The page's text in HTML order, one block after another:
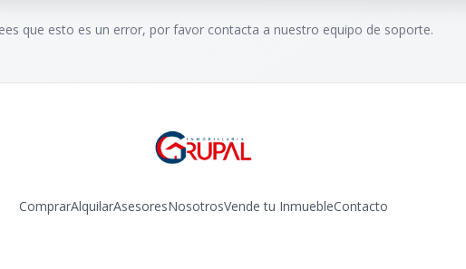
que esto es un error, por favor contacta a nuestro equipo de soporte.
ComprarAlquilarAsesoresNosotrosVende tu InmuebleContacto